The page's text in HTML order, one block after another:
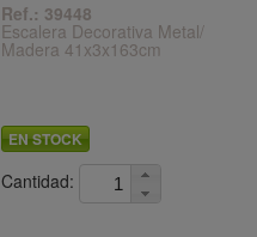
Ref.: 39448
Escalera Decorativa Metal/
Madera 41x3x163cm
EN STOCK
Cantidad: